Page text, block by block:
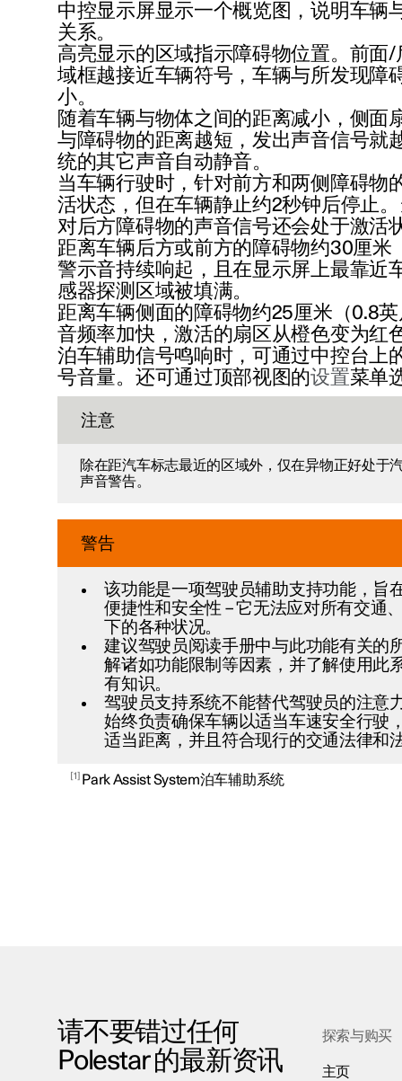
中控显示屏显示一个概览图，说明车辆
关系。
高亮显示的区域指示障碍物位置。前面
域框越接近车辆符号，车辆与所发现障
小。
随着车辆与物体之间的距离减小，侧面
与障碍物的距离越短，发出声音信号就
统的其它声音自动静音。
当车辆行驶时，针对前方和两侧障碍物
活状态，但在车辆静止约2秒钟后停止
对后方障碍物的声音信号还会处于激活
距离车辆后方或前方的障碍物约30厘米
警示音持续响起，且在显示屏上最靠近
感器探测区域被填满。
距离车辆侧面的障碍物约25厘米（0.8
音频率加快，激活的扇区从橙色变为红
泊车辅助信号鸣响时，可通过中控台上
号音量。还可通过顶部视图的设置菜单
注意
除在距汽车标志最近的区域外，仅在异物正好处于
声音警告。
警告
该功能是一项驾驶员辅助支持功能，旨
便捷性和安全性 – 它无法应对所有交通
下的各种状况。
建议驾驶员阅读手册中与此功能有关的
解诸如功能限制等因素，并了解使用此
有知识。
驾驶员支持系统不能替代驾驶员的注意
始终负责确保车辆以适当车速安全行驶
适当距离，并且符合现行的交通法律和
1 Park Assist System泊车辅助系统
请不要错过任何
Polestar 的最新资讯
探索与购买
主页